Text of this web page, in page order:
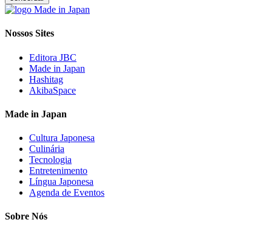
Nossos Sites
Editora JBC
Made in Japan
Hashitag
AkibaSpace
Made in Japan
Cultura Japonesa
Culinária
Tecnologia
Entretenimento
Língua Japonesa
Agenda de Eventos
Sobre Nós